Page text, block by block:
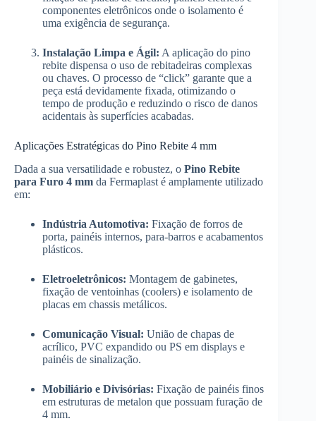
componentes eletrônicos onde o isolamento é
uma exigência de segurança.
Instalação Limpa e Ágil: A aplicação do pino
rebite dispensa o uso de rebitadeiras complexas
ou chaves. O processo de “click” garante que a
peça está devidamente fixada, otimizando o
tempo de produção e reduzindo o risco de danos
acidentais às superfícies acabadas.
Aplicações Estratégicas do Pino Rebite 4 mm
Dada a sua versatilidade e robustez, o Pino Rebite
para Furo 4 mm da Fermaplast é amplamente utilizado
em:
Indústria Automotiva: Fixação de forros de
porta, painéis internos, para-barros e acabamentos
plásticos.
Eletroeletrônicos: Montagem de gabinetes,
fixação de ventoinhas (coolers) e isolamento de
placas em chassis metálicos.
Comunicação Visual: União de chapas de
acrílico, PVC expandido ou PS em displays e
painéis de sinalização.
Mobiliário e Divisórias: Fixação de painéis finos
em estruturas de metalon que possuam furação de
4 mm.